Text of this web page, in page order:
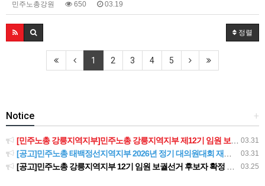
민주노총강원 650 03.19
정렬
1 2 3 4 5
+
Notice
03.31
[민주노총 강릉지역지부]민주노총 강릉지역지부 제12기 임원 보궐선거결과 공고
03.31
[공고]민주노총 태백정선지역지부 2026년 정기 대의원대회 재소집 건
03.25
[공고]민주노총 강릉지역지부 12기 임원 보궐선거 후보자 확정 공고